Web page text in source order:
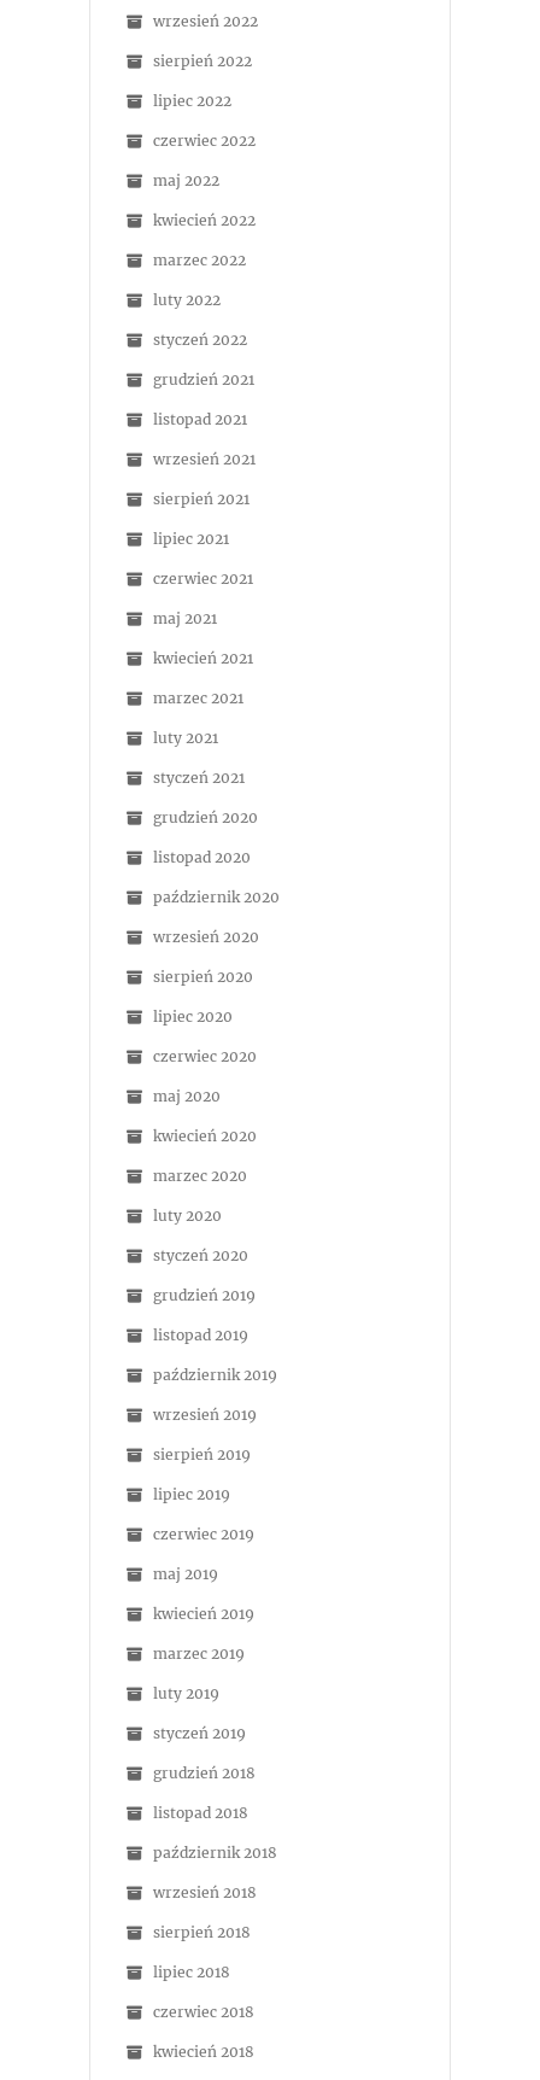
wrzesień 2022
sierpień 2022
lipiec 2022
czerwiec 2022
maj 2022
kwiecień 2022
marzec 2022
luty 2022
styczeń 2022
grudzień 2021
listopad 2021
wrzesień 2021
sierpień 2021
lipiec 2021
czerwiec 2021
maj 2021
kwiecień 2021
marzec 2021
luty 2021
styczeń 2021
grudzień 2020
listopad 2020
październik 2020
wrzesień 2020
sierpień 2020
lipiec 2020
czerwiec 2020
maj 2020
kwiecień 2020
marzec 2020
luty 2020
styczeń 2020
grudzień 2019
listopad 2019
październik 2019
wrzesień 2019
sierpień 2019
lipiec 2019
czerwiec 2019
maj 2019
kwiecień 2019
marzec 2019
luty 2019
styczeń 2019
grudzień 2018
listopad 2018
październik 2018
wrzesień 2018
sierpień 2018
lipiec 2018
czerwiec 2018
kwiecień 2018